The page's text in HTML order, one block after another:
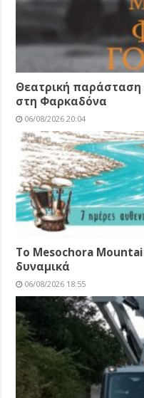
Θεατρική
στη Φαρκαδόνα
06/08/2026 20:04
Το Mesochora
δυναμικά
06/08/2026 18:55